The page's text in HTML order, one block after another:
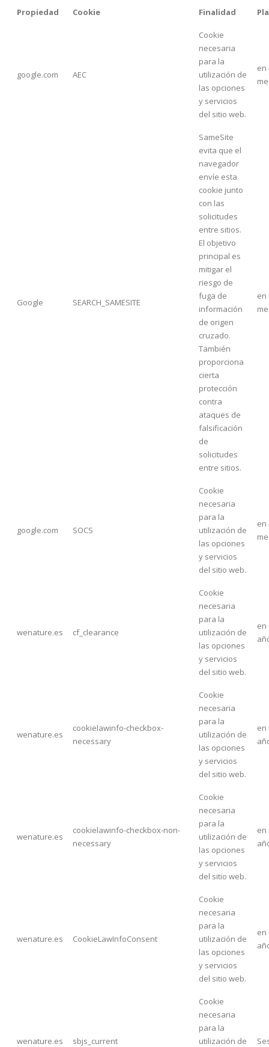
Propiedad Cookie Finalidad
google.com AEC
Cookie
necesaria
para la
utilización de
las opciones
y servicios
del sitio web.
en
Google SEARCH_SAMESITE
SameSite
evita que el
navegador
envíe esta
cookie junto
con las
solicitudes
entre sitios.
El objetivo
principal es
mitigar el
riesgo de
fuga de
información
de origen
cruzado.
También
proporciona
cierta
protección
contra
ataques de
falsificación
de
solicitudes
entre sitios.
en
google.com SOCS
Cookie
necesaria
para la
utilización de
las opciones
y servicios
del sitio web.
en
wenature.es cf_clearance
Cookie
necesaria
para la
utilización de
las opciones
y servicios
del sitio web.
en
wenature.es
cookielawinfo-checkbox-
necessary
Cookie
necesaria
para la
utilización de
las opciones
y servicios
del sitio web.
en
wenature.es
cookielawinfo-checkbox-non-
necessary
Cookie
necesaria
para la
utilización de
las opciones
y servicios
del sitio web.
en
wenature.es CookieLawInfoConsent
Cookie
necesaria
para la
utilización de
las opciones
y servicios
del sitio web.
en
wenature.es sbjs_current
Cookie
necesaria
para la
utilización de